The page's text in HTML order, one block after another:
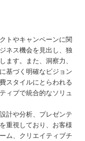
トやキャンペーンに関
ネス機会を見出し、独
ます。また、洞察力、
基づく明確なビジョン
スタイルにとらわれる
ィブで統合的なソリュ
計や分析、プレゼンテ
重視しており、お客様
ム、クリエイティブチ